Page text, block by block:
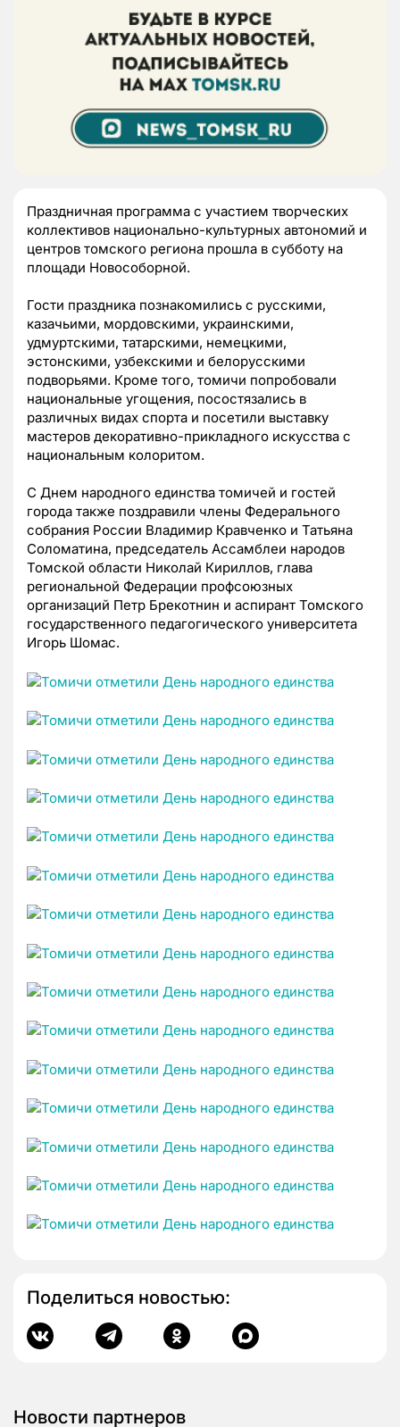
Праздничная программа с участием творческих
коллективов национально-культурных автономий и
центров томского региона прошла в субботу на
площади Новособорной.
Гости праздника познакомились с русскими,
казачьими, мордовскими, украинскими,
удмуртскими, татарскими, немецкими,
эстонскими, узбекскими и белорусскими
подворьями. Кроме того, томичи попробовали
национальные угощения, посостязались в
различных видах спорта и посетили выставку
мастеров декоративно-прикладного искусства с
национальным колоритом.
С Днем народного единства томичей и гостей
города также поздравили члены Федерального
собрания России Владимир Кравченко и Татьяна
Соломатина, председатель Ассамблеи народов
Томской области Николай Кириллов, глава
региональной Федерации профсоюзных
организаций Петр Брекотнин и аспирант Томского
государственного педагогического университета
Игорь Шомас.
Поделиться новостью:
Новости партнеров